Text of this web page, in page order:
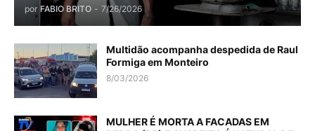
por FABIO BRITO - 7/26/2026
Multidão acompanha despedida de Raul
Formiga em Monteiro
8/03/2026
MULHER É MORTA A FACADAS EM